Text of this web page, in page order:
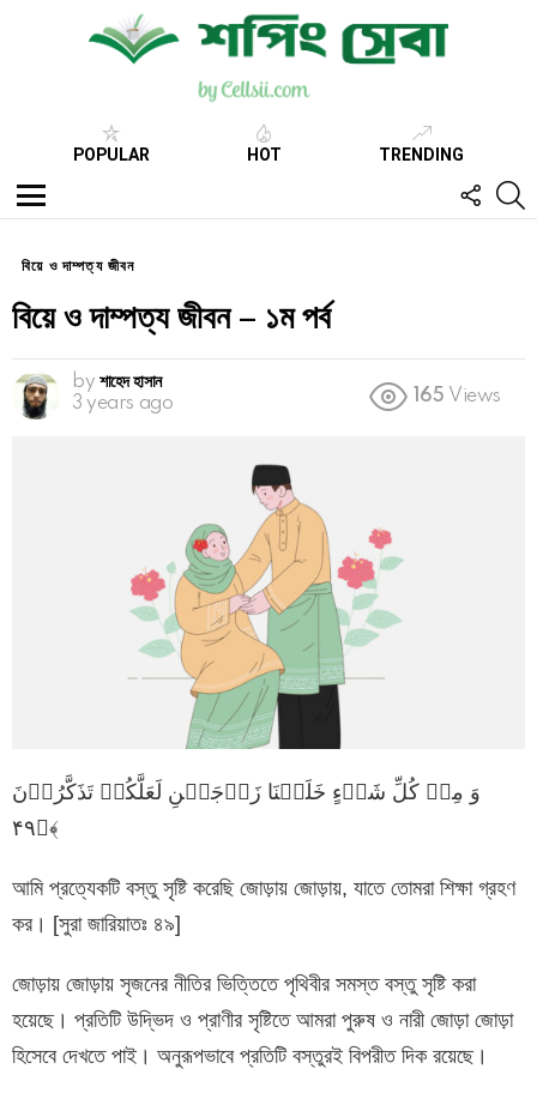
POPULAR HOT TRENDING
Menu
US
বিয়ে ও দাম্পত্য জীবন
বিয়ে ও দাম্পত্য জীবন – ১ম পর্ব
by শাহেদ হাসান
3 years ago
165 Views
وَ مِنۡ کُلِّ شَیۡءٍ خَلَقۡنَا زَوۡجَیۡنِ لَعَلَّکُمۡ تَذَکَّرُوۡنَ
﴿۴۹﴾
আমি প্রত্যেকটি বস্তু সৃষ্টি করেছি জোড়ায় জোড়ায়, যাতে তোমরা শিক্ষা গ্রহণ
কর। [সুরা জারিয়াতঃ ৪৯]
জোড়ায় জোড়ায় সৃজনের নীতির ভিত্তিতে পৃথিবীর সমস্ত বস্তু সৃষ্টি করা
হয়েছে। প্রতিটি উদ্ভিদ ও প্রাণীর সৃষ্টিতে আমরা পুরুষ ও নারী জোড়া জোড়া
হিসেবে দেখতে পাই। অনুরূপভাবে প্রতিটি বস্তুরই বিপরীত দিক রয়েছে।